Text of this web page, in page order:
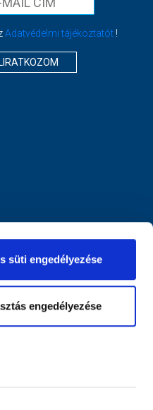
süti engedélyezése
engedélyezése
Adatvédelmi tájékoztatót !